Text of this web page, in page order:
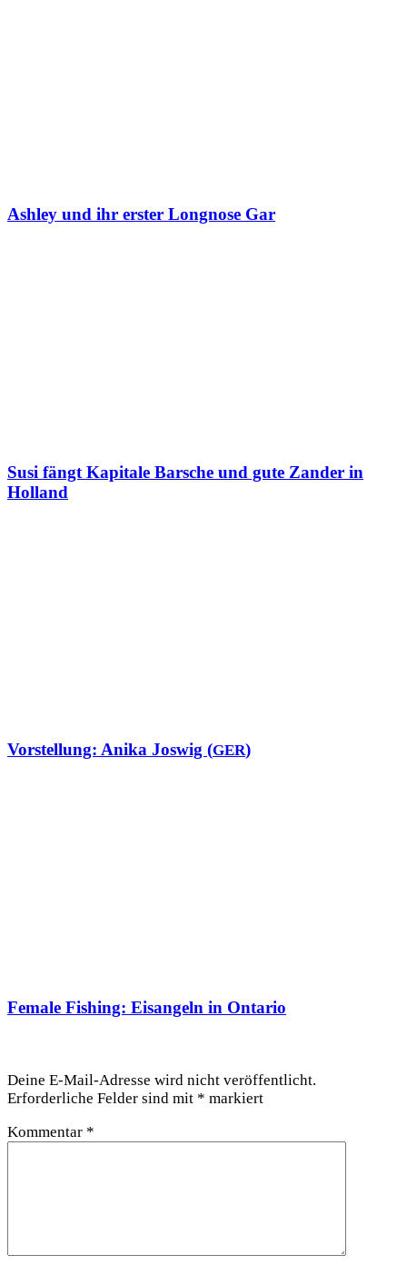
Ashley und ihr erster Longnose Gar
Susi fängt Kapitale Barsche und gute Zander in
Holland
Vorstellung: Anika Joswig (GER)
Female Fishing: Eisangeln in Ontario
Deine E-Mail-Adresse wird nicht veröffentlicht.
Erforderliche Felder sind mit * markiert
Kommentar *